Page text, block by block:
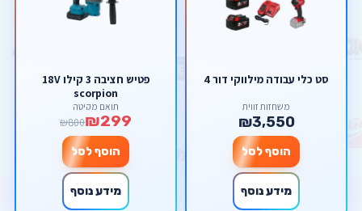
סט כלי עבודה מילווקי דור 4
משחזות זווית
₪3,550
הוסף לסל
מידע נוסף
פטיש חציבה 3 קילו 18V
scorpion
תואם מקיטה
₪299
₪800
הוסף לסל
מידע נוסף